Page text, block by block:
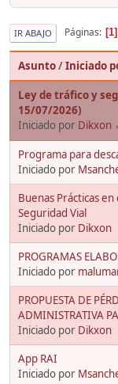
IR ABAJO Páginas 1
Asunto/Iniciado
Ley de tráfico y
15/07/2026)
Iniciado por Dikxon
Programa para
Iniciado por
Buenas Prácticas
Seguridad Vial
Iniciado por Dikxon
PROGRAMAS
Iniciado por
PROPUESTA DE
ADMINISTRATIVA
Iniciado por Dikxon
App RAI
Iniciado por